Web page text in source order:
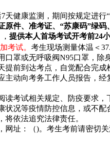
天健康监测，期间按规定进
原件、准考证、“苏康码”绿
提供本人首场考试开考前24
考试。 考生现场测量体温＜
罩或无呼吸阀N95口罩，
前到达考点，自觉配合完
动向考务工作人员报告，
读考试相关规定、防疫要求
况等疫情防控信息，或不
依法追究法律责任。
网址：（)。考生考前请密切